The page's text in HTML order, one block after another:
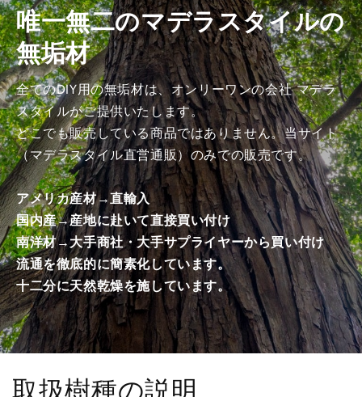
（仕
上
げ
加
工
済
み
商
品）
の
数
量
を
減
ら
す
（仕
上
げ
加
工
済
み
商
品）
の
数
量
を
増
や
す
唯一無二のマデラスタイルの
無垢材
全てのDIY用の無垢材は、オンリーワンの会社 マデラ
スタイルがご提供いたします。
どこでも販売している商品ではありません。当サイト
（マデラスタイル直営通販）のみでの販売です。
アメリカ産材→直輸入
国内産→産地に赴いて直接買い付け
南洋材→大手商社・大手サプライヤーから買い付け
流通を徹底的に簡素化しています。
十二分に天然乾燥を施しています。